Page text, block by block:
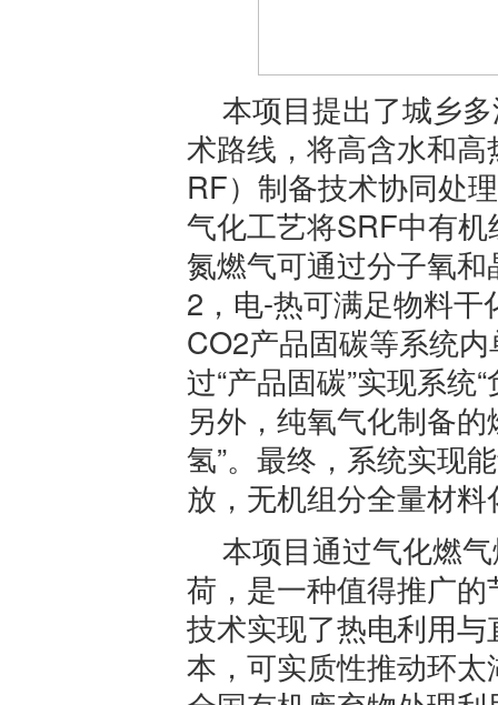
本项目提出了城乡
术路线，将高含水和
RF）制备技术协同处
气化工艺将SRF中有
氮燃气可通过分子氧
2，电-热可满足物料
CO2产品固碳等系统
过“产品固碳”实现系统
另外，纯氧气化制备
氢”。最终，系统实现
放，无机组分全量材料
本项目通过气化燃
荷，是一种值得推广
技术实现了热电利用
本，可实质性推动环